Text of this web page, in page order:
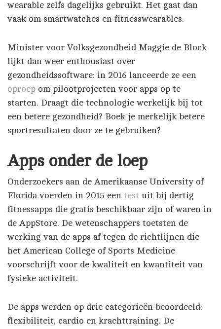
wearable zelfs dagelijks gebruikt. Het gaat dan
vaak om smartwatches en fitnesswearables.
Minister voor Volksgezondheid Maggie de Block
lijkt dan weer enthousiast over
gezondheidssoftware: in 2016 lanceerde ze een
oproep om pilootprojecten voor apps op te
starten. Draagt die technologie werkelijk bij tot
een betere gezondheid? Boek je merkelijk betere
sportresultaten door ze te gebruiken?
Apps onder de loep
Onderzoekers aan de Amerikaanse University of
Florida voerden in 2015 een test uit bij dertig
fitnessapps die gratis beschikbaar zijn of waren in
de AppStore. De wetenschappers toetsten de
werking van de apps af tegen de richtlijnen die
het American College of Sports Medicine
voorschrijft voor de kwaliteit en kwantiteit van
fysieke activiteit.
De apps werden op drie categorieën beoordeeld:
flexibiliteit, cardio en krachttraining. De